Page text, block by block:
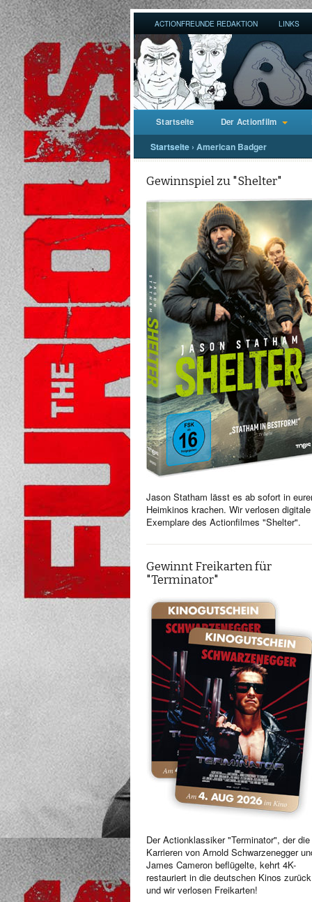
ACTIONFREUNDE REDAKTION LINKS
Startseite Der Actionfilm
Startseite › American Badger
Gewinnspiel zu "Shelter"
Jason Statham lässt es ab sofort in
Heimkinos krachen. Wir verlosen digitale
Exemplare des Actionfilmes "Shelter".
Gewinnt Freikarten für
"Terminator"
Der Actionklassiker "Terminator", der die
Karrieren von Arnold Schwarzenegger
James Cameron beflügelte, kehrt 4K-
restauriert in die deutschen Kinos zurück
und wir verlosen Freikarten!